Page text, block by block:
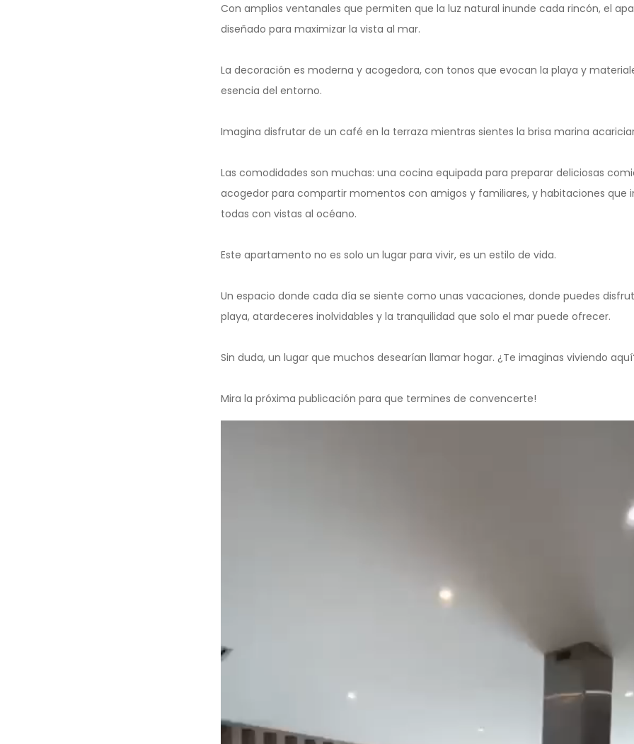
Con amplios ventanales que permiten que la luz natural inunde cada rincón, el
diseñado para maximizar la vista al mar.
La decoración es moderna y acogedora, con tonos que evocan la playa y
esencia del entorno.
Imagina disfrutar de un café en la terraza mientras sientes la brisa marina
Las comodidades son muchas: una cocina equipada para preparar deliciosas
acogedor para compartir momentos con amigos y familiares, y habitaciones que
todas con vistas al océano.
Este apartamento no es solo un lugar para vivir, es un estilo de vida.
Un espacio donde cada día se siente como unas vacaciones, donde puedes
playa, atardeceres inolvidables y la tranquilidad que solo el mar puede ofrecer.
Sin duda, un lugar que muchos desearían llamar hogar. ¿Te imaginas viviendo
Mira la próxima publicación para que termines de convencerte!